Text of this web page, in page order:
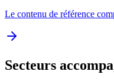
Le contenu de référence
Secteurs